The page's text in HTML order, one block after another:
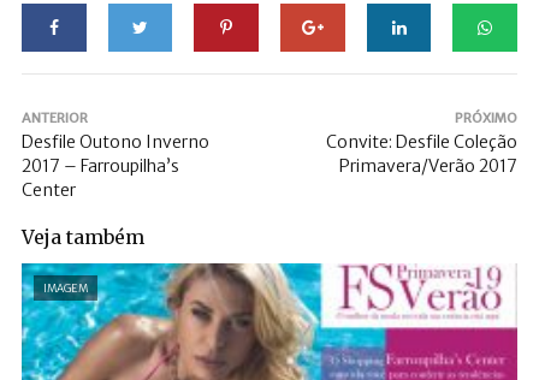
ANTERIOR
Desfile Outono Inverno
2017 – Farroupilha’s
Center
PRÓXIMO
Convite: Desfile Coleção
Primavera/Verão 2017
Veja também
IMAGEM